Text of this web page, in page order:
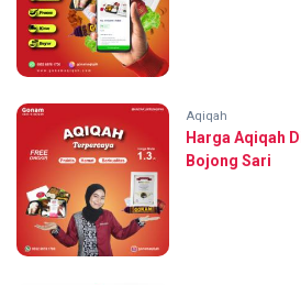
Aqiqah
Harga Aqiqah
Bojong Sari